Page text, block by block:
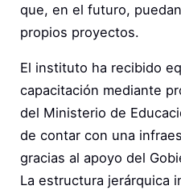
que, en el futuro,
propios proyectos.
El instituto ha recibido
capacitación mediante
del Ministerio de
de contar con una
gracias al apoyo del
La estructura jerárquica